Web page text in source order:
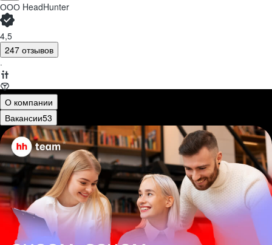
ООО HeadHunter
4,5
247 отзывов
·
О компании
Вакансии53